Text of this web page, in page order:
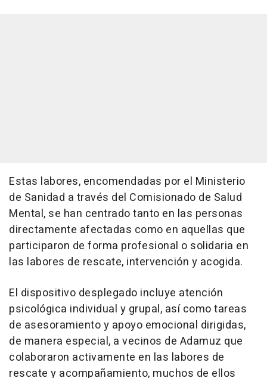
Estas labores, encomendadas por el Ministerio
de Sanidad a través del Comisionado de Salud
Mental, se han centrado tanto en las personas
directamente afectadas como en aquellas que
participaron de forma profesional o solidaria en
las labores de rescate, intervención y acogida.
El dispositivo desplegado incluye atención
psicológica individual y grupal, así como tareas
de asesoramiento y apoyo emocional dirigidas,
de manera especial, a vecinos de Adamuz que
colaboraron activamente en las labores de
rescate y acompañamiento, muchos de ellos